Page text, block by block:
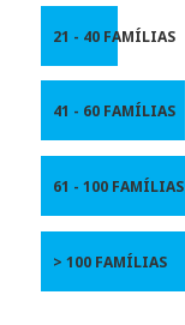
21 - 40 FAMÍLIAS
41 - 60 FAMÍLIAS
61 - 100 FAMÍLIAS
> 100 FAMÍLIAS